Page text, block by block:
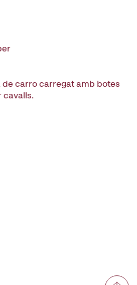
carro carregat amb botes
cavalls.